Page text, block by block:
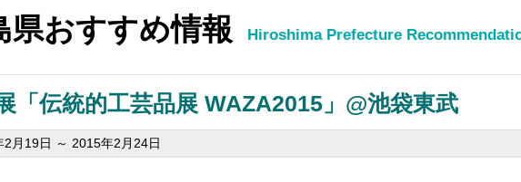
県おすすめ情報 Hiroshima Prefecture
「伝統的工芸品展 WAZA2015」@池袋東武
2月19日 ～ 2015年2月24日